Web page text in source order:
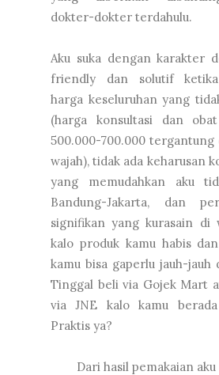
dokter-dokter terdahulu.
Aku suka dengan karakter
friendly dan solutif ketika
harga keseluruhan yang
(harga konsultasi dan
500.000-700.000 tergantung
wajah), tidak ada keharusan
yang memudahkan aku
Bandung-Jakarta, dan
signifikan yang kurasain di
kalo produk kamu habis
kamu bisa gaperlu jauh-jauh
Tinggal beli via Gojek Mart
via JNE kalo kamu
Praktis ya?
Dari hasil pemakaian